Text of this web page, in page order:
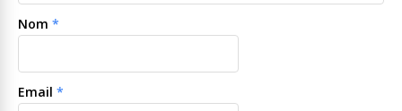
Nom *
Email *